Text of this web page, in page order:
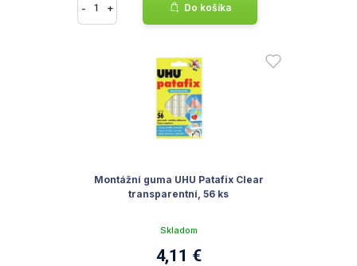
- + Do košíka
Montážní guma UHU Patafix Clear
transparentní, 56 ks
Skladom
4,11 €